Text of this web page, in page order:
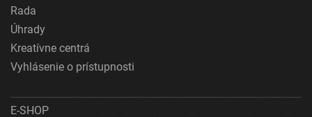
Rada
Úhrady
Kreatívne centrá
Vyhlásenie o prístupnosti
E-SHOP